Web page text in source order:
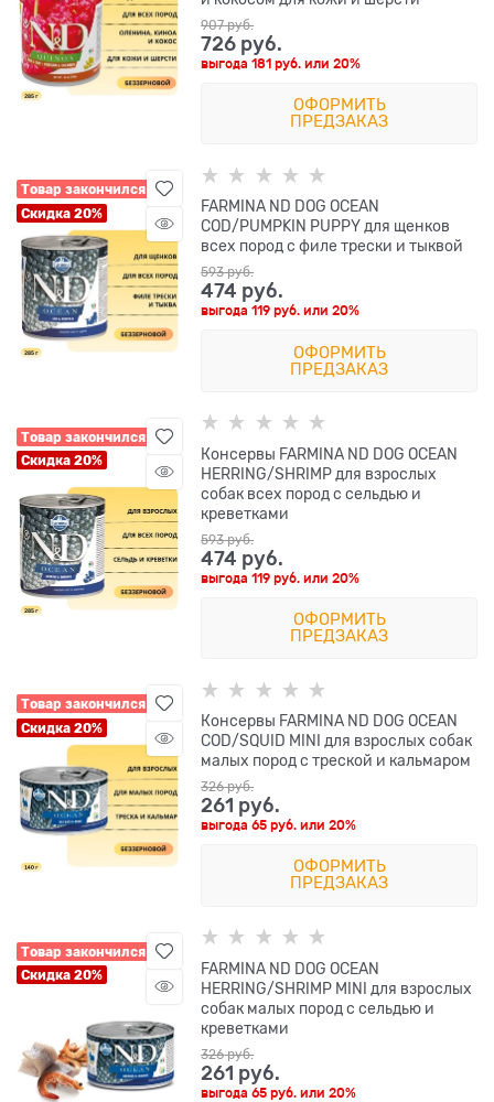
907 руб.
726 руб.
выгода181 руб. или20%
ОФОРМИТЬ
ПРЕДЗАКАЗ
Товар закончился
Скидка 20%
FARMINA ND DOG OCEAN
COD/PUMPKIN PUPPY для щенков
всех пород с филе трески и тыквой
593 руб.
474 руб.
выгода119 руб. или20%
ОФОРМИТЬ
ПРЕДЗАКАЗ
Товар закончился
Скидка 20%
Консервы FARMINA ND DOG OCEAN
HERRING/SHRIMP для взрослых
собак всех пород с сельдью и
креветками
593 руб.
474 руб.
выгода119 руб. или20%
ОФОРМИТЬ
ПРЕДЗАКАЗ
Товар закончился
Скидка 20%
Консервы FARMINA ND DOG OCEAN
COD/SQUID MINI для взрослых собак
малых пород с треской и кальмаром
326 руб.
261 руб.
выгода65 руб. или20%
ОФОРМИТЬ
ПРЕДЗАКАЗ
Товар закончился
Скидка 20%
FARMINA ND DOG OCEAN
HERRING/SHRIMP MINI для взрослых
собак малых пород с сельдью и
креветками
326 руб.
261 руб.
выгода65 руб. или20%